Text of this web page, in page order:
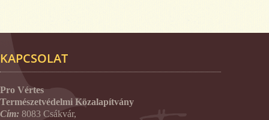
KAPCSOLAT
Pro Vértes
Természetvédelmi Közalapítvány
Cím: 8083 Csákvár,